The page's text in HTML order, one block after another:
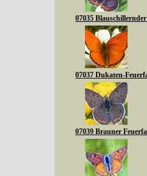
07035
07037 Dukaten-
07039 Brauner